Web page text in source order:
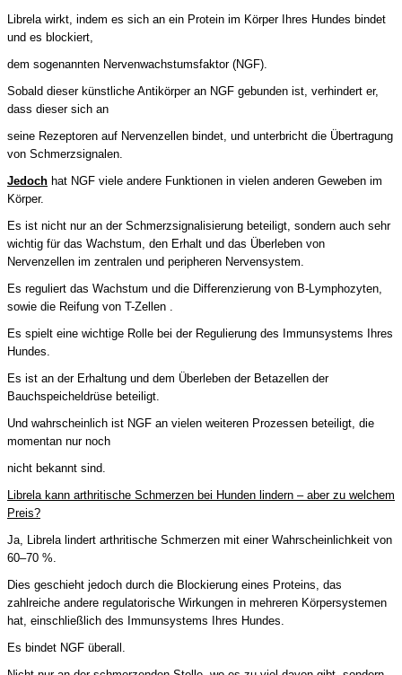
Librela wirkt, indem es sich an ein Protein im Körper Ihres Hundes bindet
und es blockiert,
dem sogenannten Nervenwachstumsfaktor (NGF).
Sobald dieser künstliche Antikörper an NGF gebunden ist, verhindert er,
dass dieser sich an
seine Rezeptoren auf Nervenzellen bindet, und unterbricht die Übertragung
von Schmerzsignalen.
Jedoch hat NGF viele andere Funktionen in vielen anderen Geweben im
Körper.
Es ist nicht nur an der Schmerzsignalisierung beteiligt, sondern auch sehr
wichtig für das Wachstum, den Erhalt und das Überleben von
Nervenzellen im zentralen und peripheren Nervensystem.
Es reguliert das Wachstum und die Differenzierung von B-Lymphozyten,
sowie die Reifung von T-Zellen .
Es spielt eine wichtige Rolle bei der Regulierung des Immunsystems Ihres
Hundes.
Es ist an der Erhaltung und dem Überleben der Betazellen der
Bauchspeicheldrüse beteiligt.
Und wahrscheinlich ist NGF an vielen weiteren Prozessen beteiligt, die
momentan nur noch
nicht bekannt sind.
Librela kann arthritische Schmerzen bei Hunden lindern – aber zu welchem
​​Preis?
Ja, Librela lindert arthritische Schmerzen mit einer Wahrscheinlichkeit von
60–70 %.
Dies geschieht jedoch durch die Blockierung eines Proteins, das
zahlreiche andere regulatorische Wirkungen in mehreren Körpersystemen
hat, einschließlich des Immunsystems Ihres Hundes.
Es bindet NGF überall.